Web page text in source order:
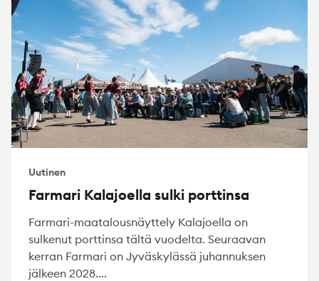
Uutinen
Farmari Kalajoella sulki porttinsa
Farmari-maatalousnäyttely Kalajoella on
sulkenut porttinsa tältä vuodelta. Seuraavan
kerran Farmari on Jyväskylässä juhannuksen
jälkeen 2028....